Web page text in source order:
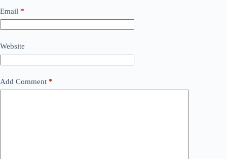
Email *
Website
Add Comment *